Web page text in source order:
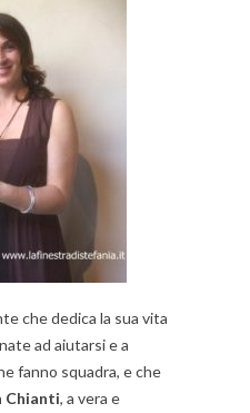
che dedica la sua vita
ad aiutarsi e a
fanno squadra, e che
Chianti, a vera e